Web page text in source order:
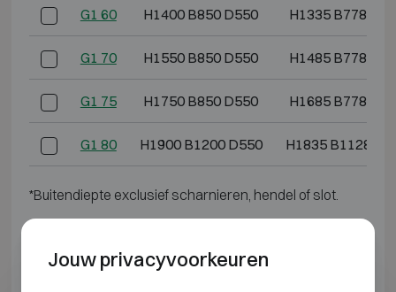
G1 60 H1400 B850 D550 H1335 B778
G1 70 H1550 B850 D550 H1485 B778
G1 75 H1750 B850 D550 H1685 B778
G1 80 H1900 B1200 D550 H1835 B1128
*Buitendiepte exclusief scharnieren, hendel of slot.
Jouw privacyvoorkeuren